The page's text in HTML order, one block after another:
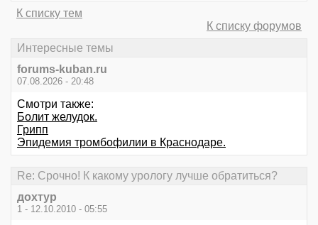
К списку тем
К списку форумов
Интересные темы
forums-kuban.ru
07.08.2026 - 20:48
Смотри также:
Болит желудок.
Грипп
Эпидемия тромбофилии в Краснодаре.
Re: Срочно! К какому урологу лучше обратиться?
дохтур
1 - 12.10.2010 - 05:55